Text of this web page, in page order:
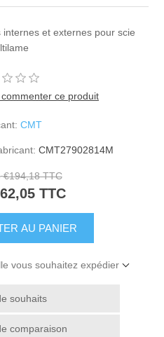
et externes pour scie
ce produit
CMT
CMT27902814M
€194,18 TTC
TTC
vous souhaitez expédier